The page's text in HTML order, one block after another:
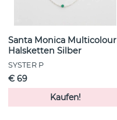
Santa Monica Multicolour
Halsketten Silber
SYSTER P
€ 69
Kaufen!